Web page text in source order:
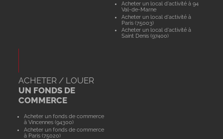
Acheter un local d'activité à 94
Val-de-Marne
Acheter un local d'activité à
Paris (75003)
Acheter un local d'activité à
Saint Denis (97400)
ACHETER / LOUER
UN FONDS DE
COMMERCE
Acheter un fonds de commerce
à Vincennes (94300)
Acheter un fonds de commerce
à Paris (75020)